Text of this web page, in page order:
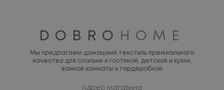
DOBRO HOME
Мы предлагаем домашний текстиль премиального
качества для спальни и гостиной, детской и кухни,
ванной комнаты и гардеробной
Адрес магазина